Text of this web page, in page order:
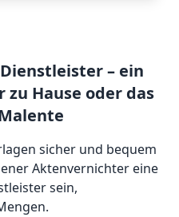
– ein
Hause oder das
sicher und bequem
Aktenvernichter eine
sein,